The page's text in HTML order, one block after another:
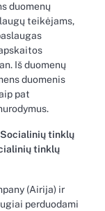
duomenų
teikėjams,
Iš duomenų
duomenis
pat
tinklų
tinklų
(Airija) ir
perduodami